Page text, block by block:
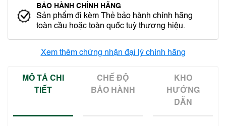
BẢO HÀNH CHÍNH HÃNG
Sản phẩm đi kèm Thẻ bảo hành chính hãng
toàn cầu hoặc toàn quốc tuỳ thương hiệu.
Xem thêm chứng nhận đại lý chính hãng
MÔ TẢ CHI
TIẾT
CHẾ ĐỘ
BẢO HÀNH
KHO
HƯỚNG
DẪN